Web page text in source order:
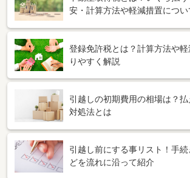
安・計算方法や軽減措置につい
登録免許税とは？計算方法や
りやすく解説
引越しの初期費用の相場は？
対処法とは
引越し前にする事リスト！手
どを流れに沿って紹介